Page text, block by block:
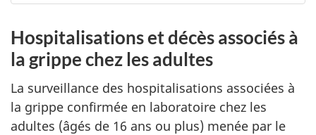
Hospitalisations et décès associés à
la grippe chez les adultes
La surveillance des hospitalisations associées à
la grippe confirmée en laboratoire chez les
adultes (âgés de 16 ans ou plus) menée par le